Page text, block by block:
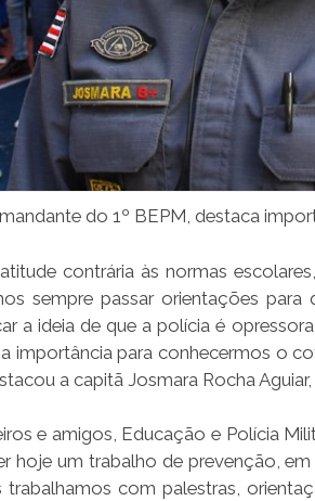
do 1º BEPM, destaca
contrária às normas
sempre passar orientações
a ideia de que a polícia é
importância para conhecermos o
a capitã Josmara Rocha
e amigos, Educação e Polícia
hoje um trabalho de prevenção,
com palestras,